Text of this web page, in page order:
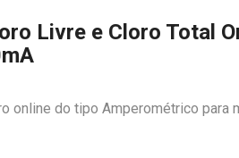
Livre e Cloro Total
online do tipo Amperométrico para